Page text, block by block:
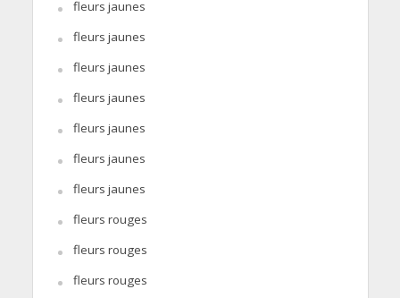
fleurs jaunes
fleurs jaunes
fleurs jaunes
fleurs jaunes
fleurs jaunes
fleurs jaunes
fleurs jaunes
fleurs rouges
fleurs rouges
fleurs rouges